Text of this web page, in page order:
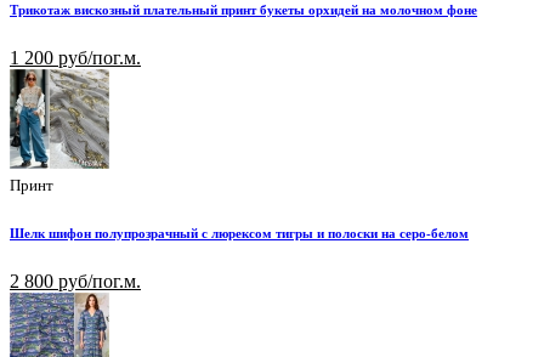
Трикотаж вискозный плательный принт букеты орхидей на молочном фоне
1 200 руб/пог.м.
Принт
Шелк шифон полупрозрачный с люрексом тигры и полоски на серо-белом
2 800 руб/пог.м.